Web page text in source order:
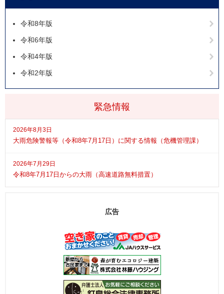
緊急情報
2026年8月3日
大雨危険警報等（令和8年7月17日）に関する情報（危機管理課）
2026年7月29日
令和8年7月17日からの大雨（高速道路無料措置）
令和8年版
令和6年版
令和4年版
令和2年版
広告